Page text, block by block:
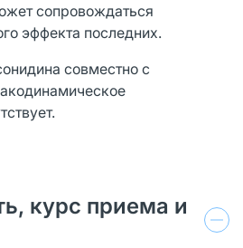
сопровождаться
эффекта последних.
совместно с
курс приема и